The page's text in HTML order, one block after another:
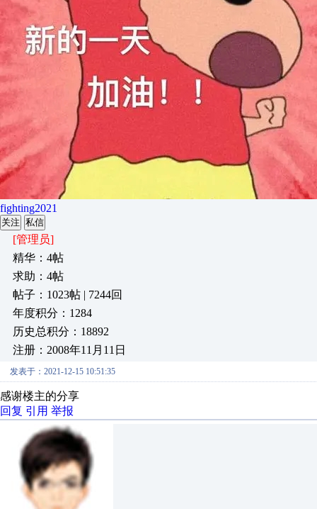
fighting2021
关注 私信
[管理员]
精华：4帖
求助：4帖
帖子：1023帖 | 7244回
年度积分：1284
历史总积分：18892
注册：2008年11月11日
发表于：2021-12-15 10:51:35
感谢楼主的分享
回复 引用 举报